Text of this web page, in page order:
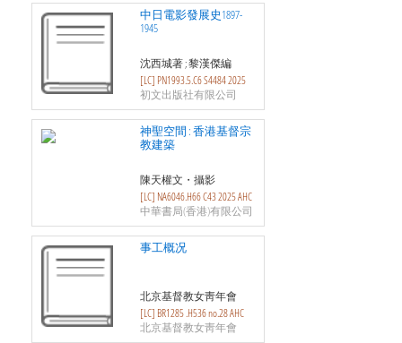
中日電影發展史1897-
1945
沈西城著 ; 黎漢傑編
[LC] PN1993.5.C6 S4484 2025
初文出版社有限公司
神聖空間 : 香港基督宗
教建築
陳天權文・攝影
[LC] NA6046.H66 C43 2025 AHC
中華書局(香港)有限公司
事工概况
北京基督教女靑年會
[LC] BR1285 .H536 no.28 AHC
北京基督教女靑年會